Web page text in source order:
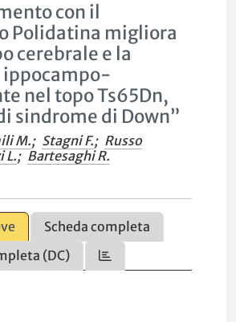
con il
Polidatina migliora
cerebrale e la
nel topo Ts65Dn,
sindrome di Down”
M.; Stagni F.; Russo
L.; Bartesaghi R.
Scheda completa
(DC)